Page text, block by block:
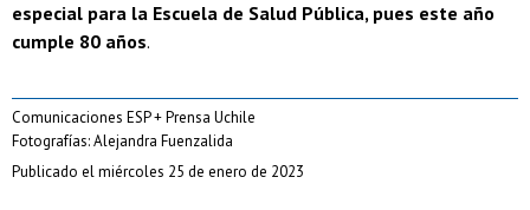
especial para la Escuela de Salud Pública, pues este año
cumple 80 años.
Comunicaciones ESP + Prensa Uchile
Fotografías: Alejandra Fuenzalida
Publicado el miércoles 25 de enero de 2023